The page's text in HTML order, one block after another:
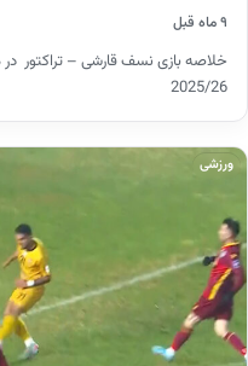
۹ ماه قبل
خلاصه بازی نسف قارشی – تراکتور
2025/26
ورزشی